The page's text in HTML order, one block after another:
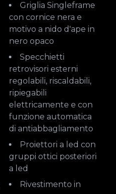
Griglia Singleframe
con cornice nera e
motivo a nido d'ape in
nero opaco
Specchietti
retrovisori esterni
regolabili, riscaldabili,
ripiegabili
elettricamente e con
funzione automatica
di antiabbagliamento
Proiettori a led con
gruppi ottici posteriori
a led
Rivestimento in